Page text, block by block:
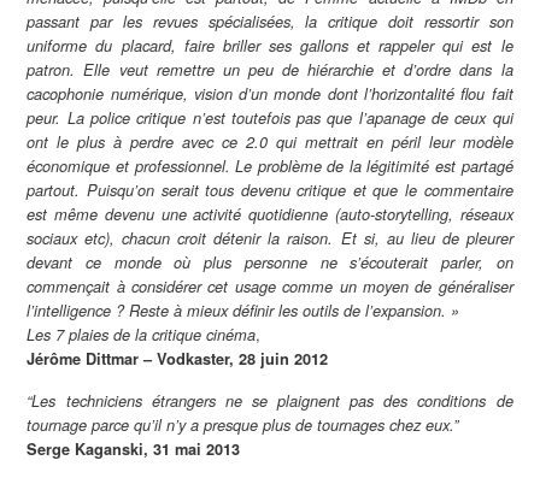
passant par les revues spécialisées, la critique doit ressortir son
uniforme du placard, faire briller ses gallons et rappeler qui est le
patron. Elle veut remettre un peu de hiérarchie et d’ordre dans la
cacophonie numérique, vision d’un monde dont l’horizontalité flou fait
peur. La police critique n’est toutefois pas que l’apanage de ceux qui
ont le plus à perdre avec ce 2.0 qui mettrait en péril leur modèle
économique et professionnel. Le problème de la légitimité est partagé
partout. Puisqu’on serait tous devenu critique et que le commentaire
est même devenu une activité quotidienne (auto-storytelling, réseaux
sociaux etc), chacun croit détenir la raison. Et si, au lieu de pleurer
devant ce monde où plus personne ne s’écouterait parler, on
commençait à considérer cet usage comme un moyen de généraliser
l’intelligence ? Reste à mieux définir les outils de l’expansion. »
Les 7 plaies de la critique cinéma,
Jérôme Dittmar – Vodkaster, 28 juin 2012
“Les techniciens étrangers ne se plaignent pas des conditions de
tournage parce qu’il n’y a presque plus de tournages chez eux.”
Serge Kaganski, 31 mai 2013